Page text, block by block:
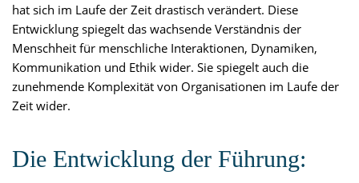
hat sich im Laufe der Zeit drastisch verändert. Diese
Entwicklung spiegelt das wachsende Verständnis der
Menschheit für menschliche Interaktionen, Dynamiken,
Kommunikation und Ethik wider. Sie spiegelt auch die
zunehmende Komplexität von Organisationen im Laufe der
Zeit wider.
Die Entwicklung der Führung: